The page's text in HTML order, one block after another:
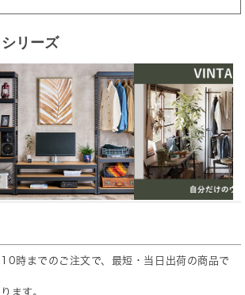
リーズ